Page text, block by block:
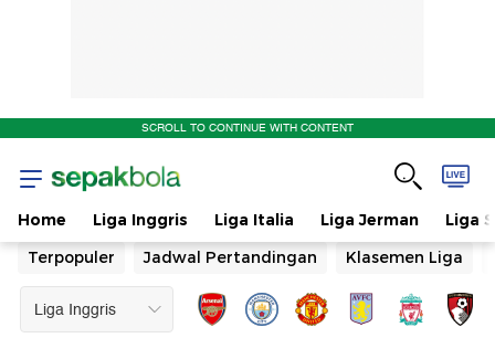
SCROLL TO CONTINUE WITH CONTENT
Home Liga Inggris Liga Italia Liga Jerman
Liga
Terpopuler
Jadwal Pertandingan Klasemen Liga